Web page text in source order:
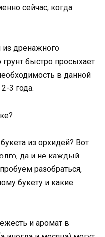
сейчас, когда
из дренажного
грунт быстро просыхает
в данной
3 года.
из орхидей? Вот
да и не каждый
разобраться,
букету и какие
и аромат в